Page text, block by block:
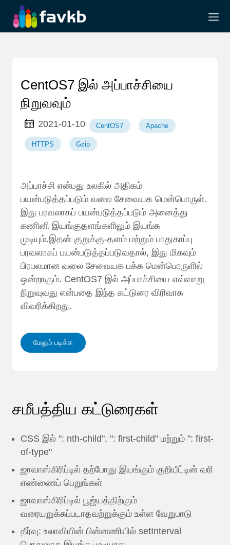
CentOS7 இல் அப்பாச்சியை
நிறுவவும்
2021-01-10 CentOS7 Apache
HTTPS Gzip
அப்பாச்சி என்பது உலகில் அதிகம்
பயன்படுத்தப்படும் வலை சேவையக மென்பொருள்.
இது பரவலாகப் பயன்படுத்தப்படும் அனைத்து
கணினி இயங்குதளங்களிலும் இயங்க
முடியும்.இதன் குறுக்கு-தளம் மற்றும் பாதுகாப்பு
பரவலாகப் பயன்படுத்தப்படுவதால், இது மிகவும்
பிரபலமான வலை சேவையக பக்க மென்பொருளில்
ஒன்றாகும். CentOS7 இல் அப்பாச்சியை எவ்வாறு
நிறுவுவது என்பதை இந்த கட்டுரை விரிவாக
விவரிக்கிறது.
மேலும் படிக்க
சமீபத்திய கட்டுரைகள்
CSS இல் ": nth-child", ": first-child" மற்றும் ": first-
of-type"
ஜாவாஸ்கிரிப்டில் தற்போது இயங்கும் குறியீட்டின் வரி
எண்ணைப் பெறுங்கள்
ஜாவாஸ்கிரிப்டில் பூஜ்யத்திற்கும்
வரையறுக்கப்படாதவற்றுக்கும் உள்ள வேறுபாடு
தீர்வு: உலாவியின் பின்னணியில் setInterval